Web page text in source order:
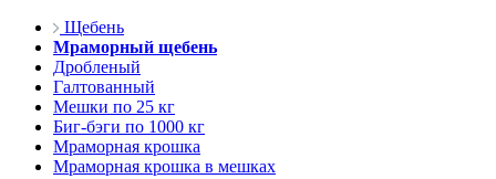
Щебень
Мраморный щебень
Дробленый
Галтованный
Мешки по 25 кг
Биг-бэги по 1000 кг
Мраморная крошка
Мраморная крошка в мешках